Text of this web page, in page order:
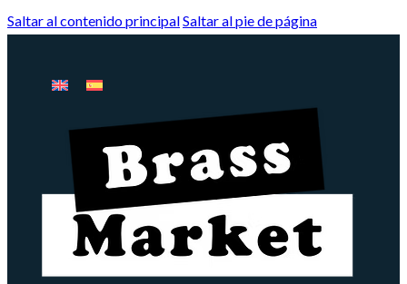
Saltar al contenido principalSaltar al pie de página